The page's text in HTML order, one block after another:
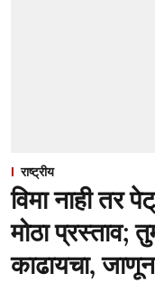
राष्ट्रीय
विमा नाही तर
मोठा प्रस्ताव;
काढायचा,